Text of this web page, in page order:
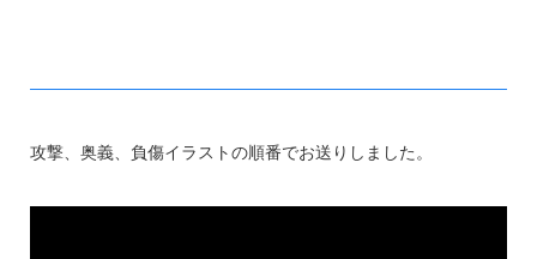
攻撃、奥義、負傷イラストの順番でお送りしました。